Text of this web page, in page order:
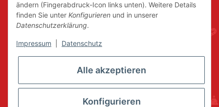
ändern (Fingerabdruck-Icon links unten). Weitere Details
finden Sie unter Konfigurieren und in unserer
Datenschutzerklärung.
Impressum Datenschutz
Alle akzeptieren
Konfigurieren